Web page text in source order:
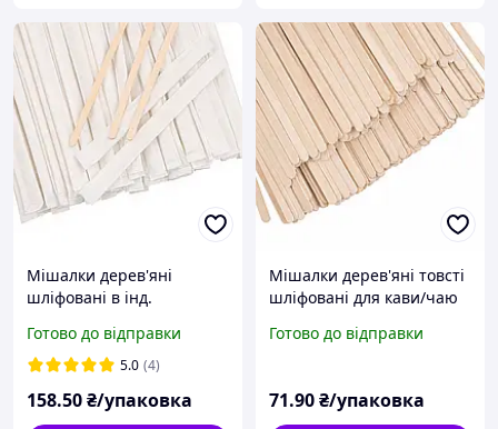
Мішалки дерев'яні
шліфовані в інд.
140мм, 500 шт/уп. (40 уп./
ящик)
Готово до відправки
5.0 (4)
158.50₴/упаковка
Мішалки дерев'яні товсті
шліфовані для кави/чаю
мішок)
Готово до відправки
71.90₴/упаковка